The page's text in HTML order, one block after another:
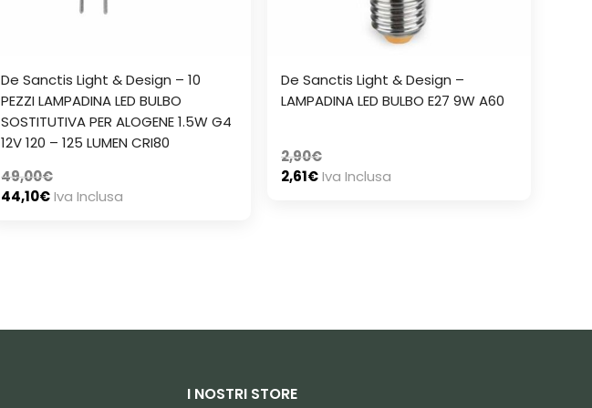
De Sanctis Light & Design – 10
PEZZI LAMPADINA LED BULBO
SOSTITUTIVA PER ALOGENE 1.5W G4
12V 120 – 125 LUMEN CRI80
49,00€
44,10€Iva Inclusa
De Sanctis Light & Design –
LAMPADINA LED BULBO E27 9W A60
2,90€
2,61€Iva Inclusa
I NOSTRI STORE